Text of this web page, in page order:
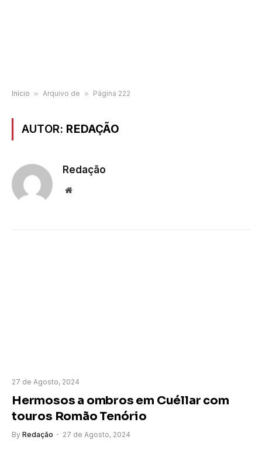
Início » Arquivo de » Página 222
AUTOR: REDAÇÃO
Redação
Website
27 de Agosto, 2024
Hermosos a ombros em Cuéllar com
touros Romão Tenório
By Redação 27 de Agosto, 2024